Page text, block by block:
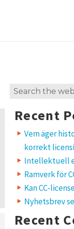
Search
Recent
Vem äger
korrekt
Intellektuell
Ramverk för
Kan CC-
Nyhetsbrev
Recent